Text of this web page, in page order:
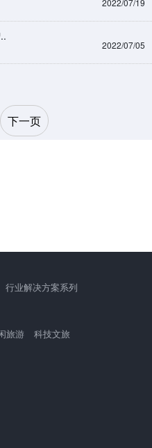
2022/07/19
2022/07/05
下一页
行业解决方案系列
旅游 科技文旅